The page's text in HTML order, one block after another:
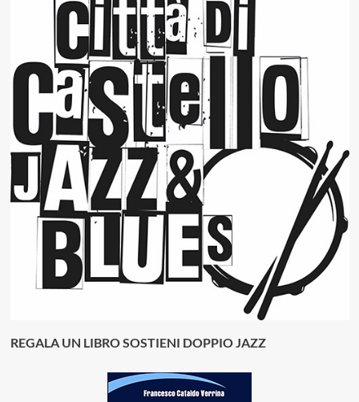
REGALA UN LIBRO SOSTIENI DOPPIO JAZZ